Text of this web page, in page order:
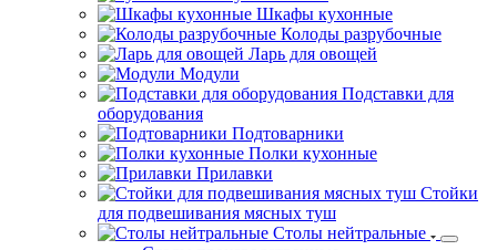
Шкафы кухонные
Колоды разрубочные
Ларь для овощей
Модули
Подставки для
оборудования
Подтоварники
Полки кухонные
Прилавки
Стойки
для подвешивания мясных туш
Столы нейтральные